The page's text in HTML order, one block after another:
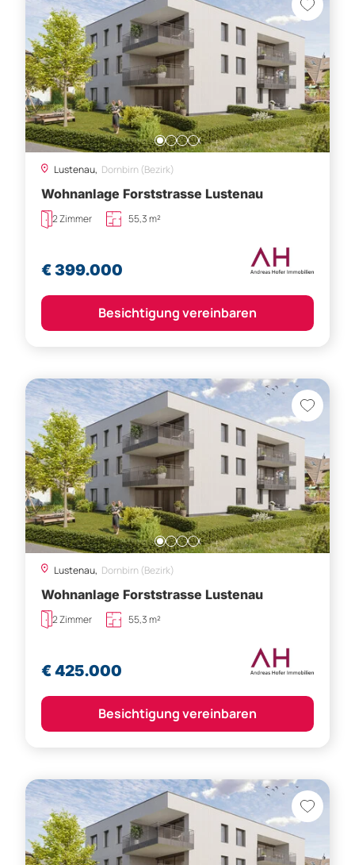
Lustenau, Dornbirn (Bezirk)
Wohnanlage Forststrasse Lustenau
2 Zimmer 55,3 m²
€ 399.000
Besichtigung vereinbaren
Lustenau, Dornbirn (Bezirk)
Wohnanlage Forststrasse Lustenau
2 Zimmer 55,3 m²
€ 425.000
Besichtigung vereinbaren